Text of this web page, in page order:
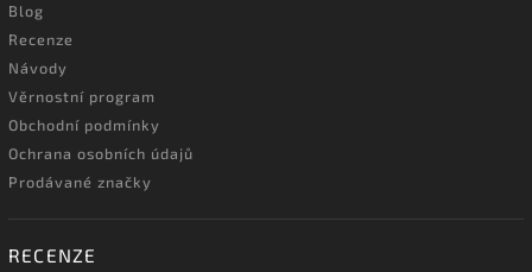
Blog
Recenze
Návody
Věrnostní program
Obchodní podmínky
Ochrana osobních údajů
Prodávané značky
RECENZE